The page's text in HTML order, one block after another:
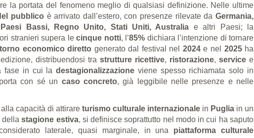
la portata del fenomeno meglio di qualsiasi definizione. Nelle ultime
pubblicoè arrivato dall’estero, con presenze rilevate daGermania,
Bassi, Regno Unito, Stati Uniti, Australia e altri Paesi; la
stranieri supera lecinque notti, l’85% dichiara l’intenzione di tornare
economico diretto generato dal festival nel 2024e nel 2025ha
distribuendosi tra strutture ricettive, ristorazione, service e
fase in cui ladestagionalizzazione viene spesso richiamata solo in
con sé un caso concreto, già leggibile nelle presenze e nelle
alla capacità di attirare turismo culturale internazionale in Puglia in un
dellastagione estiva, si definisce soprattutto nel modo in cui ha saputo
laterale, quasi marginale, in una piattaforma culturale